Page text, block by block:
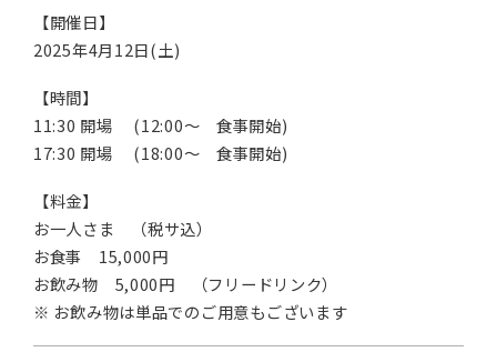
【開催日】
2025年4月12日(土)
【時間】
11:30 開場 (12:00～ 食事開始)
17:30 開場 (18:00～ 食事開始)
【料金】
お一人さま （税サ込）
お食事 15,000円
お飲み物 5,000円 （フリードリンク）
※ お飲み物は単品でのご用意もございます